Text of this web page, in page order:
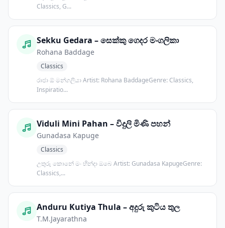
Classics, G...
Sekku Gedara – සෙක්කු ගෙදර මංගලිකා
Rohana Baddage
Classics
රාජා ඕ මන්ගලියා Artist: Rohana BaddageGenre: Classics,
Inspiratio...
Viduli Mini Pahan – විදුලි මිණි පහන්
Gunadasa Kapuge
Classics
උතුරු කොනේ මං හින්දා ඔබෙ Artist: Gunadasa KapugeGenre:
Classics,...
Anduru Kutiya Thula – අදුරු කුටිය තුල
T.M.Jayarathna